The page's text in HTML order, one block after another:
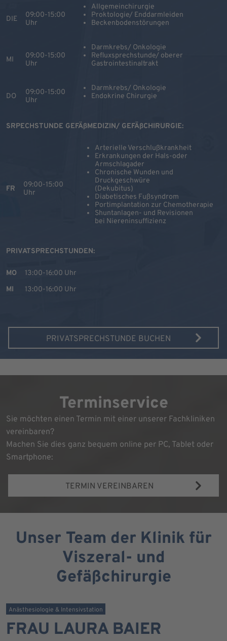
DIE
09:00-15:00
Uhr
Allgemeinchirurgie
Proktologie/ Enddarmleiden
Beckenbodenstörungen
MI
09:00-15:00
Uhr
Darmkrebs/ Onkologie
Refluxsprechstunde/ oberer
Gastrointestinaltrakt
DO
09:00-15:00
Uhr
Darmkrebs/ Onkologie
Endokrine Chirurgie
SRPECHSTUNDE GEFÄßMEDIZIN/ GEFÄßCHIRURGIE:
FR
09:00-15:00
Uhr
Arterielle Verschlußkrankheit
Erkrankungen der Hals-oder
Armschlagader
Chronische Wunden und
Druckgeschwüre
(Dekubitus)
Diabetisches Fußsyndrom
Portimplantation zur Chemotherapie
Shuntanlagen- und Revisionen
bei Niereninsuffizienz
PRIVATSPRECHSTUNDEN:
MO
13:00-16:00 Uhr
MI
13:00-16:00 Uhr
PRIVATSPRECHSTUNDE BUCHEN
Terminservice
Sie möchten einen Termin mit einer unserer Fachkliniken
vereinbaren?
Machen Sie dies ganz bequem online per PC, Tablet oder
Smartphone:
TERMIN VEREINBAREN
Unser Team der Klinik für
Viszeral- und
Gefäßchirurgie
Anästhesiologie & Intensivstation
FRAU LAURA BAIER